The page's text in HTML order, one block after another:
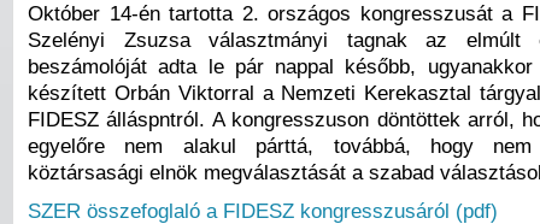
Október 14-én tartotta 2. országos kongresszusát a
Szelényi Zsuzsa választmányi tagnak az elmúlt
beszámolóját adta le pár nappal később,
készített Orbán Viktorral a Nemzeti Kerekasztal
FIDESZ álláspntról. A kongresszuson döntöttek arról,
egyelőre nem alakul párttá, továbbá, hogy
köztársasági elnök megválasztását a szabad
SZER összefoglaló a FIDESZ kongresszusáról (pdf)